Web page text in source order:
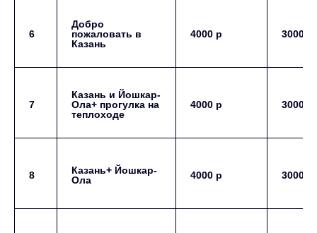
6
Добро
пожаловать в
Казань
4000 р 3000 р
7
Казань и Йошкар-
Ола+ прогулка на
теплоходе
4000 р 3000 р
8
Казань+ Йошкар-
Ола
4000 р 3000 р